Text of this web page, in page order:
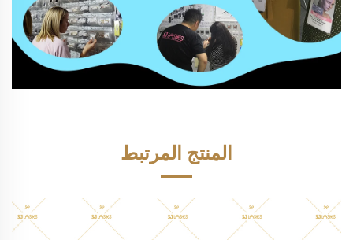
المنتج المرتبط